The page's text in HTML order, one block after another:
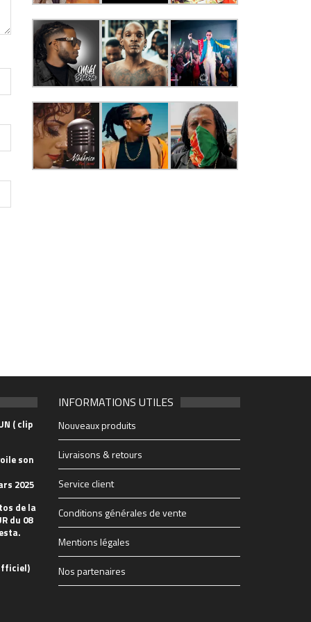
( clip
son
2025
de la
du 08
INFORMATIONS UTILES
Nouveaux produits
Livraisons & retours
Service client
Conditions générales de vente
Mentions légales
Nos partenaires